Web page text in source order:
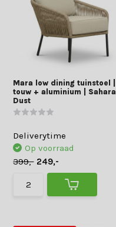
Mara low dining tuinstoel |
touw + aluminium | Sahara
Dust
Deliverytime
Op voorraad
399,- 249,-